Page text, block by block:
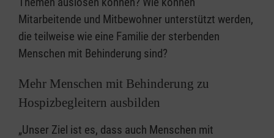
Mitarbeitende und Mitbewohner unterstützt werden,
die teilweise wie eine Familie der sterbenden
Menschen mit Behinderung sind?
Mehr Menschen mit Behinderung zu
Hospizbegleitern ausbilden
„Unser Ziel ist es, dass auch Menschen mit